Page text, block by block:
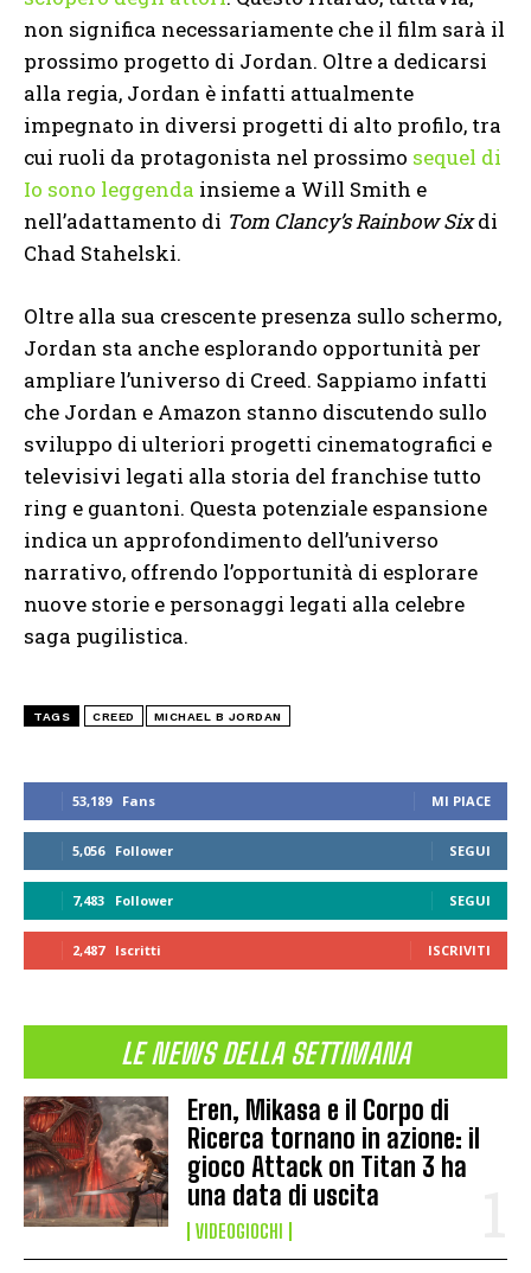
53,189 Fans MI PIACE
5,056 Follower SEGUI
7,483 Follower SEGUI
2,487 Iscritti ISCRIVITI
LE NEWS DELLA SETTIMANA
Eren, Mikasa e il Corpo di
Ricerca tornano in azione: il
gioco Attack on Titan 3 ha
una data di uscita
VIDEOGIOCHI
non significa necessariamente che il film sarà il
prossimo progetto di Jordan. Oltre a dedicarsi
alla regia, Jordan è infatti attualmente
impegnato in diversi progetti di alto profilo, tra
cui ruoli da protagonista nel prossimo sequel di
Io sono leggenda insieme a Will Smith e
nell’adattamento di Tom Clancy’s Rainbow Sixdi
Chad Stahelski.
Oltre alla sua crescente presenza sullo schermo,
Jordan sta anche esplorando opportunità per
ampliare l’universo di Creed. Sappiamo infatti
che Jordan e Amazon stanno discutendo sullo
sviluppo di ulteriori progetti cinematografici e
televisivi legati alla storia del franchise tutto
ring e guantoni. Questa potenziale espansione
indica un approfondimento dell’universo
narrativo, offrendo l’opportunità di esplorare
nuove storie e personaggi legati alla celebre
saga pugilistica.
TAGS CREED MICHAEL B JORDAN